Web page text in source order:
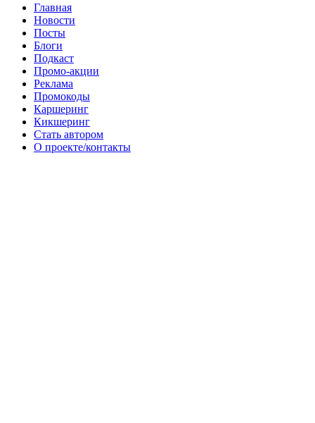
Главная
Новости
Посты
Блоги
Подкаст
Промо-акции
Реклама
Промокоды
Каршеринг
Кикшеринг
Стать автором
О проекте/контакты